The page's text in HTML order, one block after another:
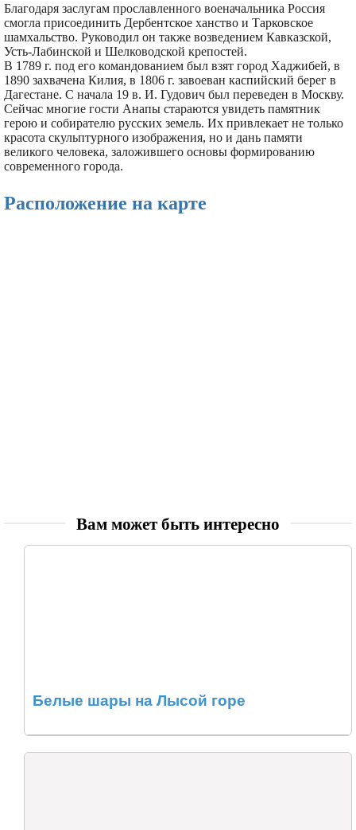
Благодаря заслугам прославленного военачальника Россия
смогла присоединить Дербентское ханство и Тарковское
шамхальство. Руководил он также возведением Кавказской,
Усть-Лабинской и Шелководской крепостей.
В 1789 г. под его командованием был взят город Хаджибей, в
1890 захвачена Килия, в 1806 г. завоеван каспийский берег в
Дагестане. С начала 19 в. И. Гудович был переведен в Москву.
Сейчас многие гости Анапы стараются увидеть памятник
герою и собирателю русских земель. Их привлекает не только
красота скульптурного изображения, но и дань памяти
великого человека, заложившего основы формированию
современного города.
Расположение на карте
Вам может быть интересно
Белые шары на Лысой горе